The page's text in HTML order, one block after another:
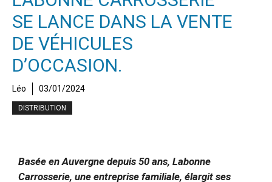
SE LANCE DANS LA VENTE
DE VÉHICULES
D’OCCASION.
Léo 03/01/2024
DISTRIBUTION
Basée en Auvergne depuis 50 ans, Labonne
Carrosserie, une entreprise familiale, élargit ses